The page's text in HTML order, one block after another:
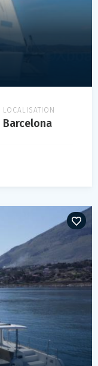
LOCALISATION
Barcelona